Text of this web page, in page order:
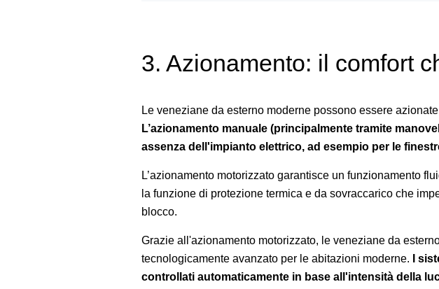
3. Azionamento: il comfort
Le veneziane da esterno moderne possono essere
L’azionamento manuale (principalmente tramite
assenza dell'impianto elettrico, ad esempio per le
L’azionamento motorizzato garantisce un funzionamento
la funzione di protezione termica e da sovraccarico che
blocco.
Grazie all'azionamento motorizzato, le veneziane da
tecnologicamente avanzato per le abitazioni moderne.
I
controllati automaticamente in base all'intensità della